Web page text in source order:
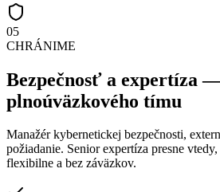
05
CHRÁNIME
Bezpečnosť a expertíza
plnoúväzkového tímu
Manažér kybernetickej bezpečnosti,
požiadanie. Senior expertíza presne
flexibilne a bez záväzkov.